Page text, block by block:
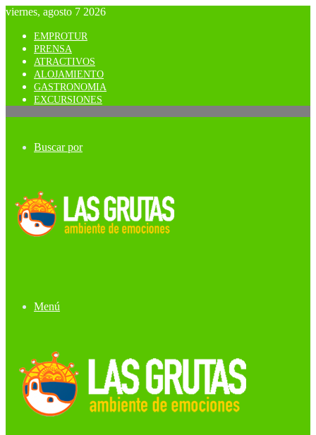
viernes, agosto 7 2026
EMPROTUR
PRENSA
ATRACTIVOS
ALOJAMIENTO
GASTRONOMIA
EXCURSIONES
Buscar por
Menú